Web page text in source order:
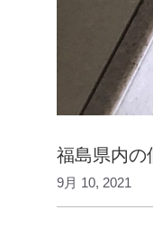
福島県内の
9月 10, 2021